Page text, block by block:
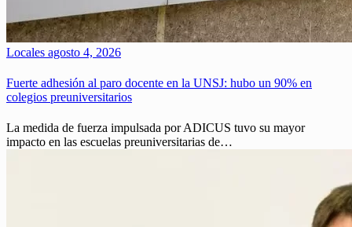
Locales agosto 4, 2026
Fuerte adhesión al paro docente en la UNSJ: hubo un 90% en
colegios preuniversitarios
La medida de fuerza impulsada por ADICUS tuvo su mayor
impacto en las escuelas preuniversitarias de…